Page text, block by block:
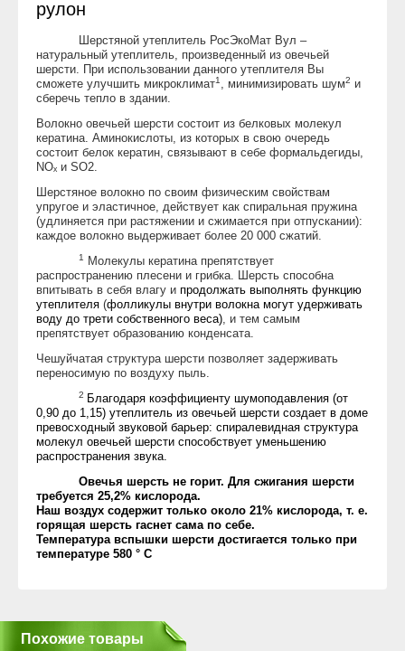
рулон
Шерстяной утеплитель РосЭкоМат Вул –
натуральный утеплитель, произведенный из овечьей
шерсти. При использовании данного утеплителя Вы
сможете улучшить микроклимат1 , минимизировать шум2 и
сберечь тепло в здании.
Волокно овечьей шерсти состоит из белковых молекул
кератина. Аминокислоты, из которых в свою очередь
состоит белок кератин, связывают в себе формальдегиды,
NOₓ и SO2.
Шерстяное волокно по своим физическим свойствам
упругое и эластичное, действует как спиральная пружина
(удлиняется при растяжении и сжимается при отпускании):
каждое волокно выдерживает более 20 000 сжатий.
1
Молекулы кератина препятствует
распространению плесени и грибка. Шерсть способна
впитывать в себя влагу и продолжать выполнять функцию
утеплителя (фолликулы внутри волокна могут удерживать
воду до трети собственного веса) , и тем самым
препятствует образованию конденсата.
Чешуйчатая структура шерсти позволяет задерживать
переносимую по воздуху пыль.
2 Благодаря коэффициенту шумоподавления (от
0,90 до 1,15) утеплитель из овечьей шерсти создает в доме
превосходный звуковой барьер: спиралевидная структура
молекул овечьей шерсти способствует уменьшению
распространения звука.
Овечья шерсть не горит. Для сжигания шерсти
требуется 25,2% кислорода.
Наш воздух содержит только около 21% кислорода, т. е.
горящая шерсть гаснет сама по себе.
Температура вспышки шерсти достигается только при
температуре 580 ° С
Похожие товары